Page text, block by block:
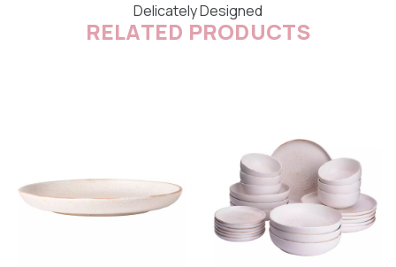
Delicately Designed
RELATED PRODUCTS